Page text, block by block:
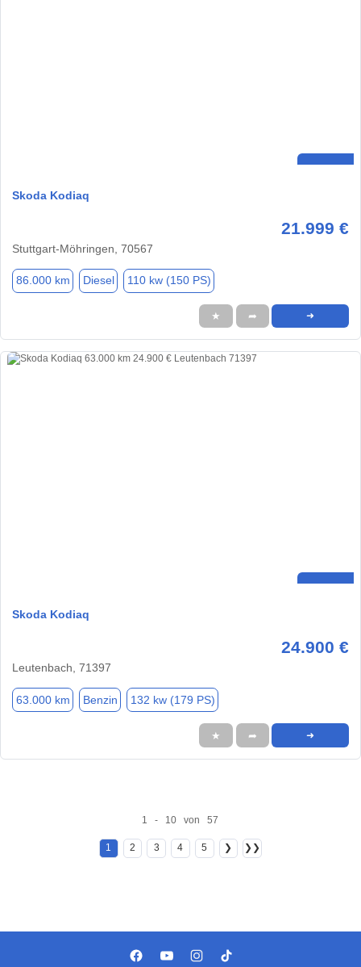
Skoda Kodiaq
21.999 €
Stuttgart-Möhringen, 70567
86.000 km Diesel 110 kw (150 PS)
★ ➦ ➜
Skoda Kodiaq
24.900 €
Leutenbach, 71397
63.000 km Benzin 132 kw (179 PS)
★ ➦ ➜
1 - 10 von 57
1 2 3 4 5 ❯ ❯❯